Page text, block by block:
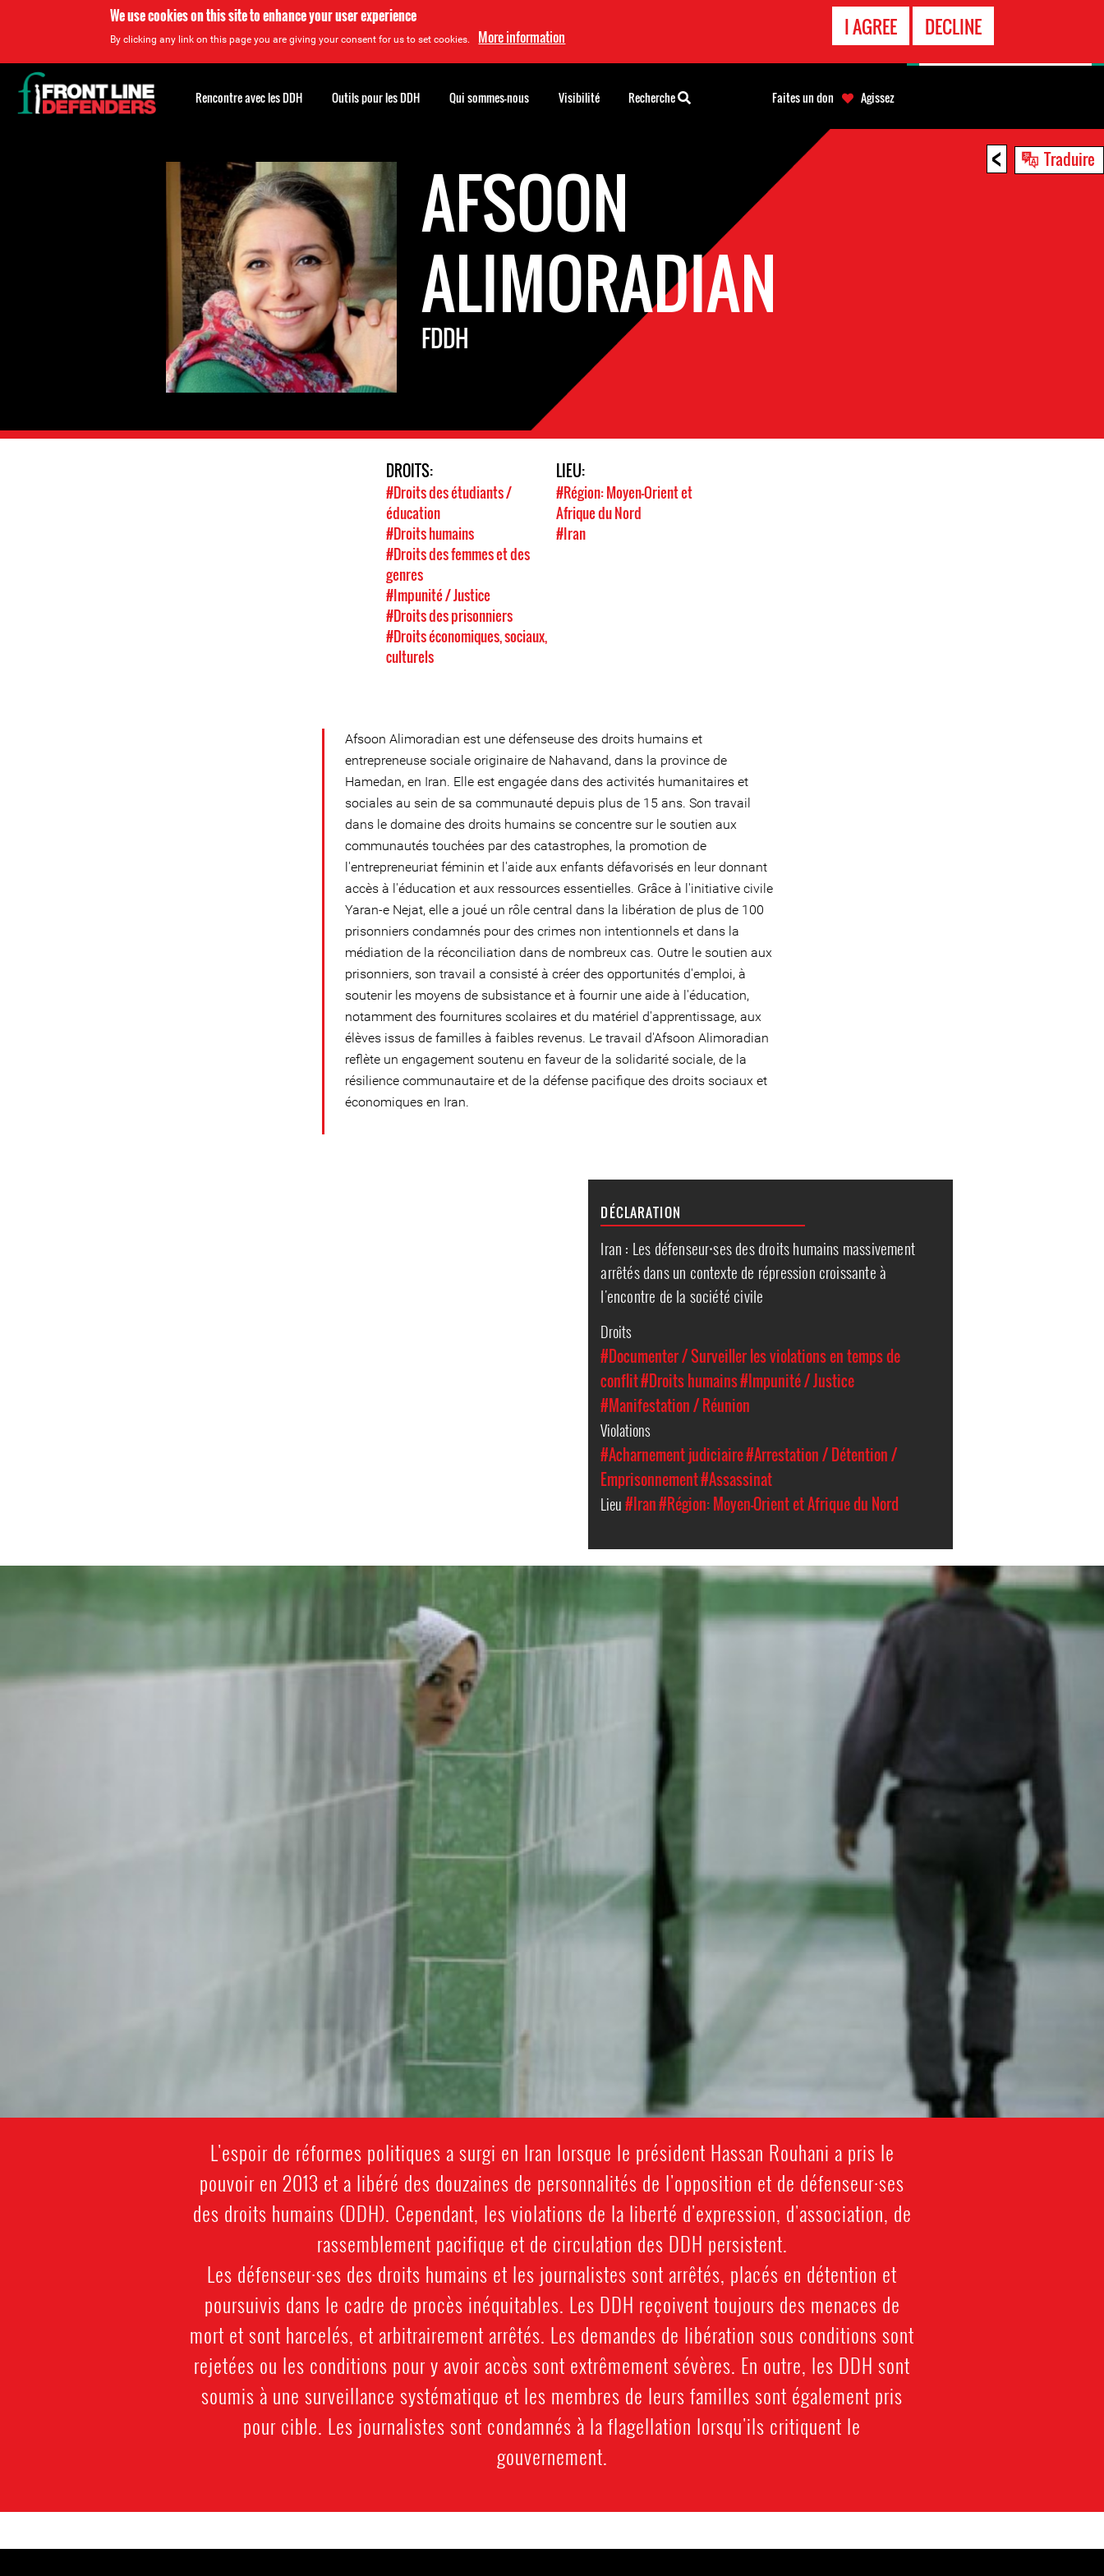
We use cookies on this site to enhance your user experience
By clicking any link on this page you are giving your consent for us to set cookies. More information I AGREE DECLINE
< Traduire
AFSOON
ALIMORADIAN
FDDH
DROITS:
#Droits des étudiants /
éducation
#Droits humains
#Droits des femmes et des
genres
#Impunité / Justice
#Droits des prisonniers
#Droits économiques, sociaux,
culturels
LIEU:
#Région: Moyen-Orient et
Afrique du Nord
#Iran
Afsoon Alimoradian est une défenseuse des droits humains et
entrepreneuse sociale originaire de Nahavand, dans la province de
Hamedan, en Iran. Elle est engagée dans des activités humanitaires et
sociales au sein de sa communauté depuis plus de 15 ans. Son travail
dans le domaine des droits humains se concentre sur le soutien aux
communautés touchées par des catastrophes, la promotion de
l'entrepreneuriat féminin et l'aide aux enfants défavorisés en leur donnant
accès à l'éducation et aux ressources essentielles. Grâce à l'initiative civile
Yaran-e Nejat, elle a joué un rôle central dans la libération de plus de 100
prisonniers condamnés pour des crimes non intentionnels et dans la
médiation de la réconciliation dans de nombreux cas. Outre le soutien aux
prisonniers, son travail a consisté à créer des opportunités d'emploi, à
soutenir les moyens de subsistance et à fournir une aide à l'éducation,
notamment des fournitures scolaires et du matériel d'apprentissage, aux
élèves issus de familles à faibles revenus. Le travail d'Afsoon Alimoradian
reflète un engagement soutenu en faveur de la solidarité sociale, de la
résilience communautaire et de la défense pacifique des droits sociaux et
économiques en Iran.
DÉCLARATION
Iran : Les défenseur⸱ses des droits humains massivement
arrêtés dans un contexte de répression croissante à
l'encontre de la société civile
Droits
#Documenter / Surveiller les violations en temps de
conflit#Droits humains#Impunité / Justice
#Manifestation / Réunion
Violations
#Acharnement judiciaire#Arrestation / Détention /
Emprisonnement#Assassinat
Lieu#Iran#Région: Moyen-Orient et Afrique du Nord
iran-
general-
L'espoir de réformes politiques a surgi en Iran lorsque le président Hassan Rouhani a pris le
pouvoir en 2013 et a libéré des douzaines de personnalités de l'opposition et de défenseur·ses
des droits humains (DDH). Cependant, les violations de la liberté d'expression, d'association, de
rassemblement pacifique et de circulation des DDH persistent.
Les défenseur·ses des droits humains et les journalistes sont arrêtés, placés en détention et
poursuivis dans le cadre de procès inéquitables. Les DDH reçoivent toujours des menaces de
mort et sont harcelés, et arbitrairement arrêtés. Les demandes de libération sous conditions sont
rejetées ou les conditions pour y avoir accès sont extrêmement sévères. En outre, les DDH sont
soumis à une surveillance systématique et les membres de leurs familles sont également pris
pour cible. Les journalistes sont condamnés à la flagellation lorsqu'ils critiquent le
gouvernement.
Back
to
top
Rencontre avec les DDH Outils pour les DDH Qui sommes-nous Visibilité Recherche Faites un don Agissez
D'URGENCE